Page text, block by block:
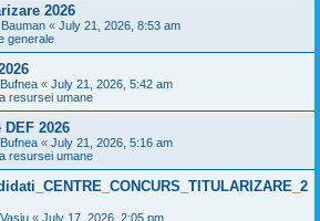
2026
« July 21, 2026, 8:53 am
generale
« July 21, 2026, 5:42 am
resursei umane
2026
« July 21, 2026, 5:16 am
resursei umane
« July 17, 2026, 2:05 pm